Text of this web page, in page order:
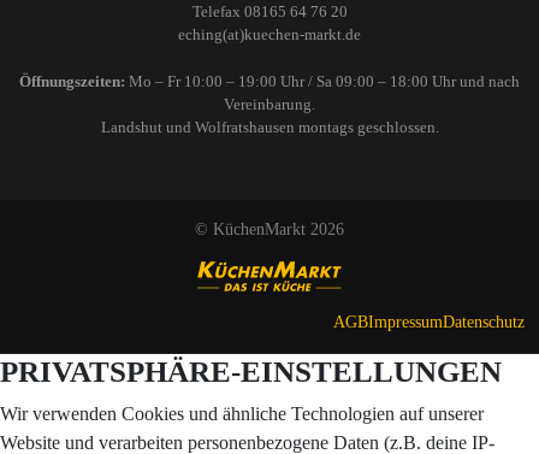
Telefax 08165 64 76 20
eching(at)kuechen-markt.de
Öffnungszeiten: Mo – Fr 10:00 – 19:00 Uhr / Sa 09:00 – 18:00 Uhr und nach
Vereinbarung.
Landshut und Wolfratshausen montags geschlossen.
© KüchenMarkt 2026
AGBImpressumDatenschutz
PRIVATSPHÄRE-EINSTELLUNGEN
Wir verwenden Cookies und ähnliche Technologien auf unserer
Website und verarbeiten personenbezogene Daten (z.B. deine IP-